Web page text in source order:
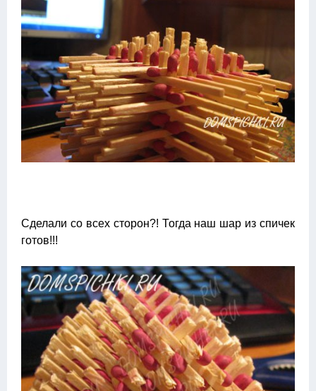
Сделали со всех сторон?! Тогда наш шар из спичек
готов!!!